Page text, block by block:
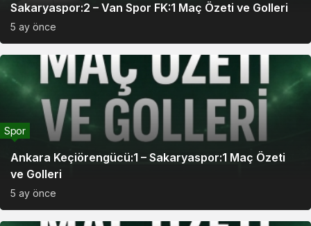
Sakaryaspor:2 – Van Spor FK:1 Maç Özeti ve Golleri
5 ay önce
Ankara Keçiörengücü:1 – Sakaryaspor:1 Maç Özeti
ve Golleri
Spor
5 ay önce